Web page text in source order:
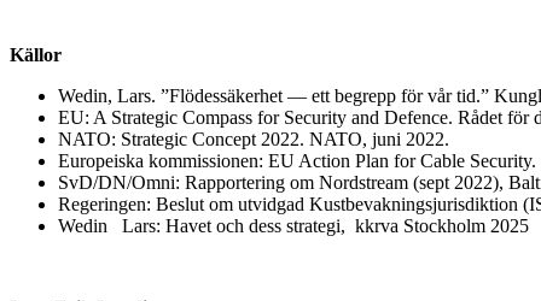
Källor
Wedin, Lars. ”Flödessäkerhet — ett begrepp för vår tid.”
EU: A Strategic Compass for Security and Defence. Rådet för
NATO: Strategic Concept 2022. NATO, juni 2022.
Europeiska kommissionen: EU Action Plan for Cable Security.
SvD/DN/Omni: Rapportering om Nordstream (sept 2022),
Regeringen: Beslut om utvidgad Kustbevakningsjurisdiktion
Wedin Lars: Havet och dess strategi, kkrva Stockholm 2025